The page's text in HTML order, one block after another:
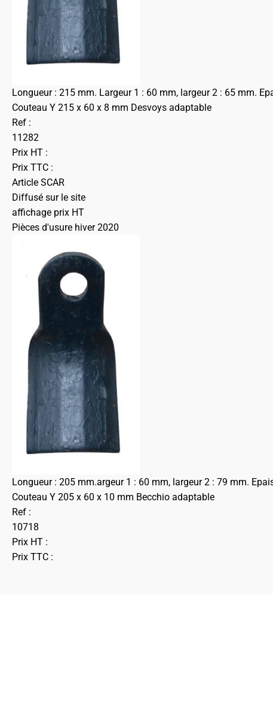
Longueur : 215 mm. Largeur 1 : 60 mm, largeur 2 : 65 mm.
Couteau Y 215 x 60 x 8 mm Desvoys adaptable
Ref :
11282
Prix HT :
Prix TTC :
Article SCAR
Diffusé sur le site
affichage prix HT
Pièces d'usure hiver 2020
Longueur : 205 mm.argeur 1 : 60 mm, largeur 2 : 79 mm.
Couteau Y 205 x 60 x 10 mm Becchio adaptable
Ref :
10718
Prix HT :
Prix TTC :